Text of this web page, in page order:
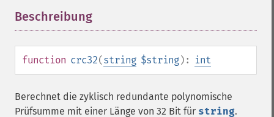
Beschreibung
function crc32(string $string): int
Berechnet die zyklisch redundante polynomische
Prüfsumme mit einer Länge von 32 Bit für string.